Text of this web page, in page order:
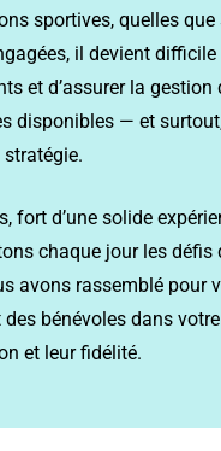
sportives, quelles que
il devient difficile
et d’assurer la gestion
disponibles — et
fort d’une solide
chaque jour les défis
avons rassemblé pour
des bénévoles dans
et leur fidélité.